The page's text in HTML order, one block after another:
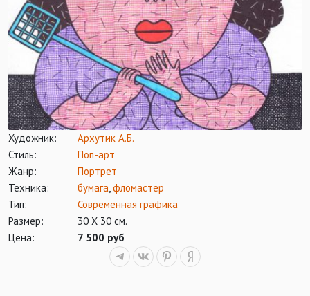
Художник:
Архутик А.Б.
Стиль:
Поп-арт
Жанр:
Портрет
Техника:
бумага фломастер
Тип:
Современная графика
Размер:
30 Х 30 см.
Цена:
7 500 руб